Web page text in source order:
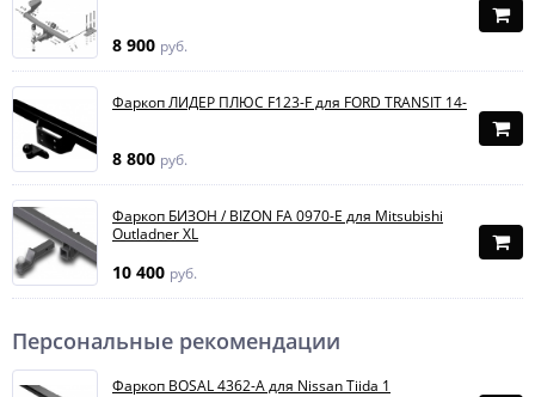
8 900 руб.
Фаркоп ЛИДЕР ПЛЮС F123-F для FORD TRANSIT 14-
8 800 руб.
Фаркоп БИЗОН / BIZON FA 0970-E для Mitsubishi
Outladner XL
10 400 руб.
Персональные рекомендации
Фаркоп BOSAL 4362-A для Nissan Tiida 1